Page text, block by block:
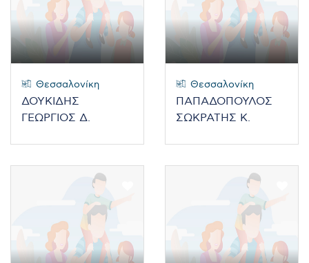
Θεσσαλονίκη
ΔΟΥΚΙΔΗΣ
ΓΕΩΡΓΙΟΣ Δ.
Θεσσαλονίκη
ΠΑΠΑΔΟΠΟΥΛΟΣ
ΣΩΚΡΑΤΗΣ Κ.